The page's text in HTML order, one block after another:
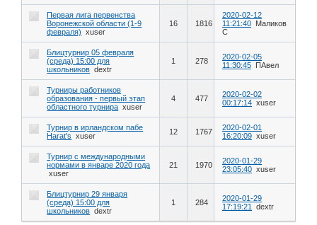
Первая лига первенства
Воронежской области (1-9
февраля)
xuser
16 1816
2020-02-12
11:21:40 Маликов
С
Блицтурнир 05 февраля
(среда) 15:00 для
школьников dextr
1 278
2020-02-05
11:30:45
ПАвел
Турниры работников
образования - первый этап
областного турнира xuser
4 477
2020-02-02
00:17:14 xuser
Турнир в ирландском пабе
Harat's
xuser 12 1767
2020-02-01
16:20:09 xuser
Турнир с международными
нормами в январе 2020 года
xuser
21 1970
2020-01-29
23:05:40 xuser
Блицтурнир 29 января
(среда) 15:00 для
школьников dextr
1 284
2020-01-29
17:19:21
dextr